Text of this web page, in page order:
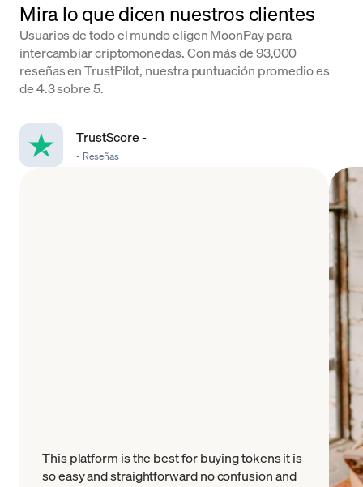
Mira lo que dicen nuestros clientes
Usuarios de todo el mundo eligen MoonPay para
intercambiar criptomonedas. Con más de 93,000
reseñas en TrustPilot, nuestra puntuación promedio es
de 4.3 sobre 5.
TrustScore-
- Reseñas
This platform is the best for buying tokens it is
so easy and straightforward no confusion and